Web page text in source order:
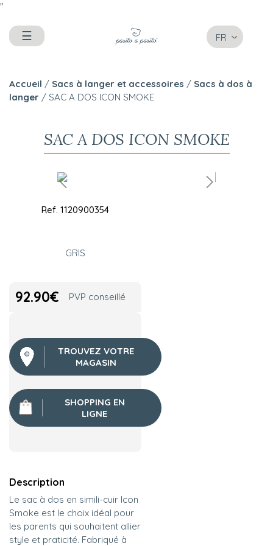
"
☰ FR
Accueil / Sacs à langer et accessoires / Sacs à dos à
langer / SAC A DOS ICON SMOKE
SAC A DOS ICON SMOKE
Ref.1120900354
GRIS
92.90€ PVP conseillé
TROUVEZ VOTRE
MAGASIN
SHOPPING EN
LIGNE
Description
Le sac à dos en simili-cuir Icon
Smoke est le choix idéal pour
les parents qui souhaitent allier
style et praticité. Fabriqué à